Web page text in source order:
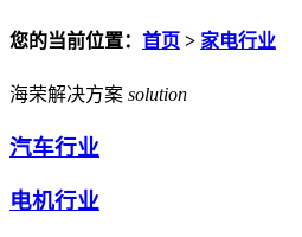
您的当前位置： 首页 > 家电行业
海荣解决方案 solution
汽车行业
电机行业